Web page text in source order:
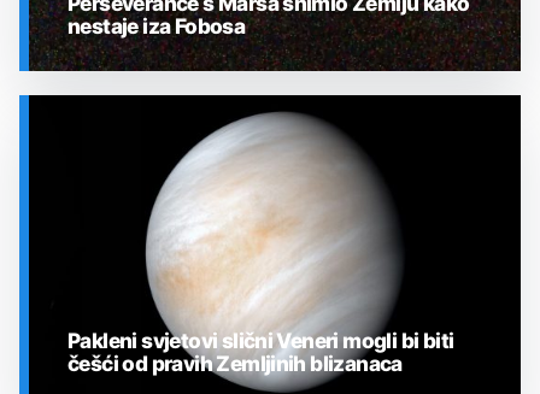
nestaje iza Fobosa
Pakleni svjetovi slični Veneri mogli bi biti
češći od pravih Zemljinih blizanaca